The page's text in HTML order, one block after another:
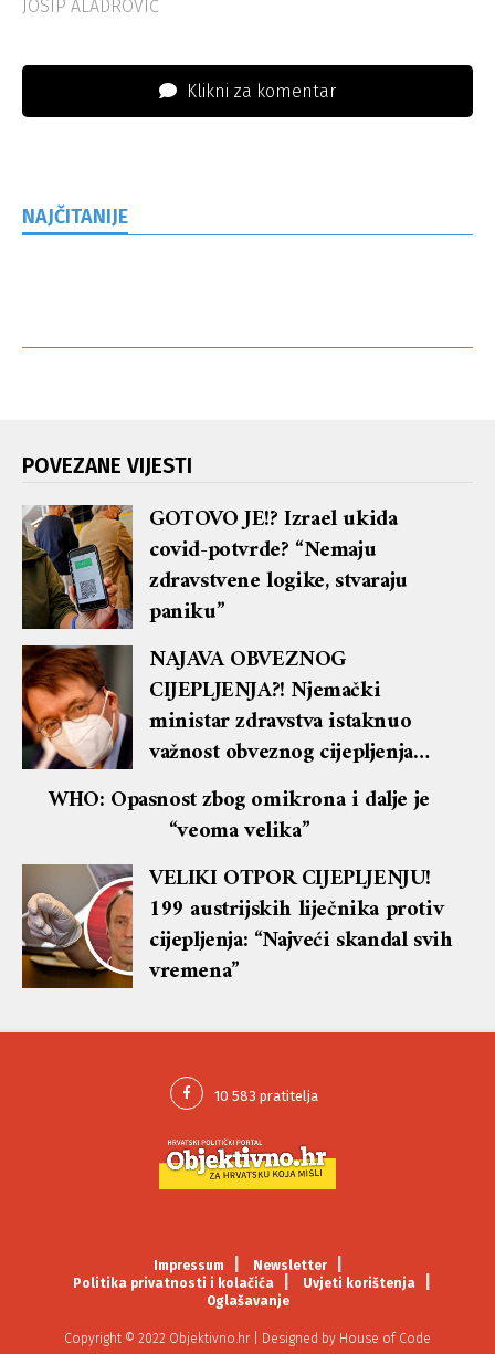
JOSIP ALADROVIĆ
Klikni za komentar
NAJČITANIJE
POVEZANE VIJESTI
GOTOVO JE!? Izrael ukida
covid-potvrde? “Nemaju
zdravstvene logike, stvaraju
paniku”
NAJAVA OBVEZNOG
CIJEPLJENJA?! Njemački
ministar zdravstva istaknuo
važnost obveznog cijepljenja
protiv covida
WHO: Opasnost zbog omikrona i dalje je
“veoma velika”
VELIKI OTPOR CIJEPLJENJU!
199 austrijskih liječnika protiv
cijepljenja: “Najveći skandal svih
vremena”
Impressum
Newsletter
Politika privatnosti i kolačića
Uvjeti korištenja
Oglašavanje
Copyright © 2022 Objektivno.hr | Designed by House of Code